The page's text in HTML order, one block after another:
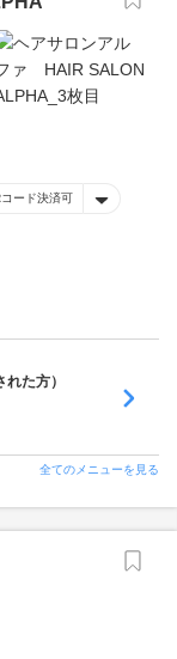
ード決済可
た方）
全てのメニューを見る